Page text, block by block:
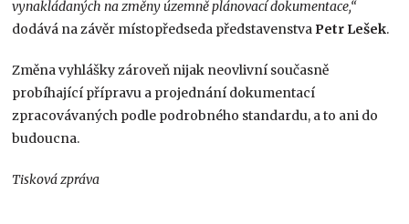
vynakládaných na změny územně plánovací dokumentace,“
dodává na závěr místopředseda představenstva Petr Lešek.
Změna vyhlášky zároveň nijak neovlivní současně
probíhající přípravu a projednání dokumentací
zpracovávaných podle podrobného standardu, a to ani do
budoucna.
Tisková zpráva